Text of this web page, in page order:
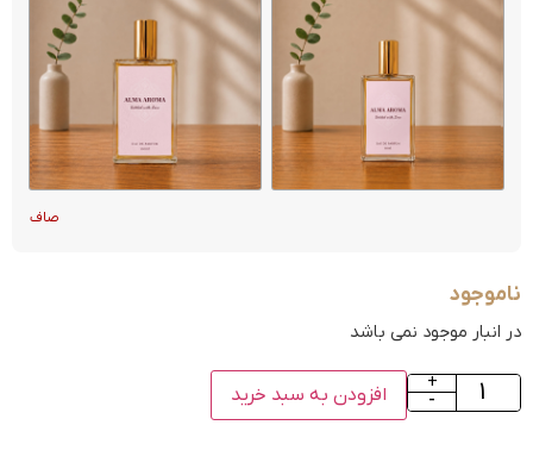
صاف
ناموجود
در انبار موجود نمی باشد
-
+
افزودن به سبد خرید